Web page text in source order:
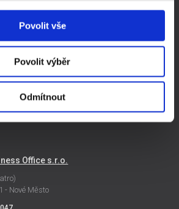
Povolit vše
Povolit výběr
Odmítnout
koupit ready made společnost
ke stažení
Office s.r.o.
- Nové Město